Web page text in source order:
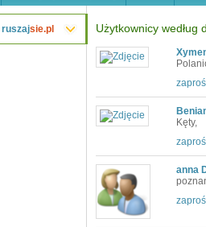
ruszajsie.pl Użytkownicy według
zaproś
Kęty,
zaproś
anna
zaproś